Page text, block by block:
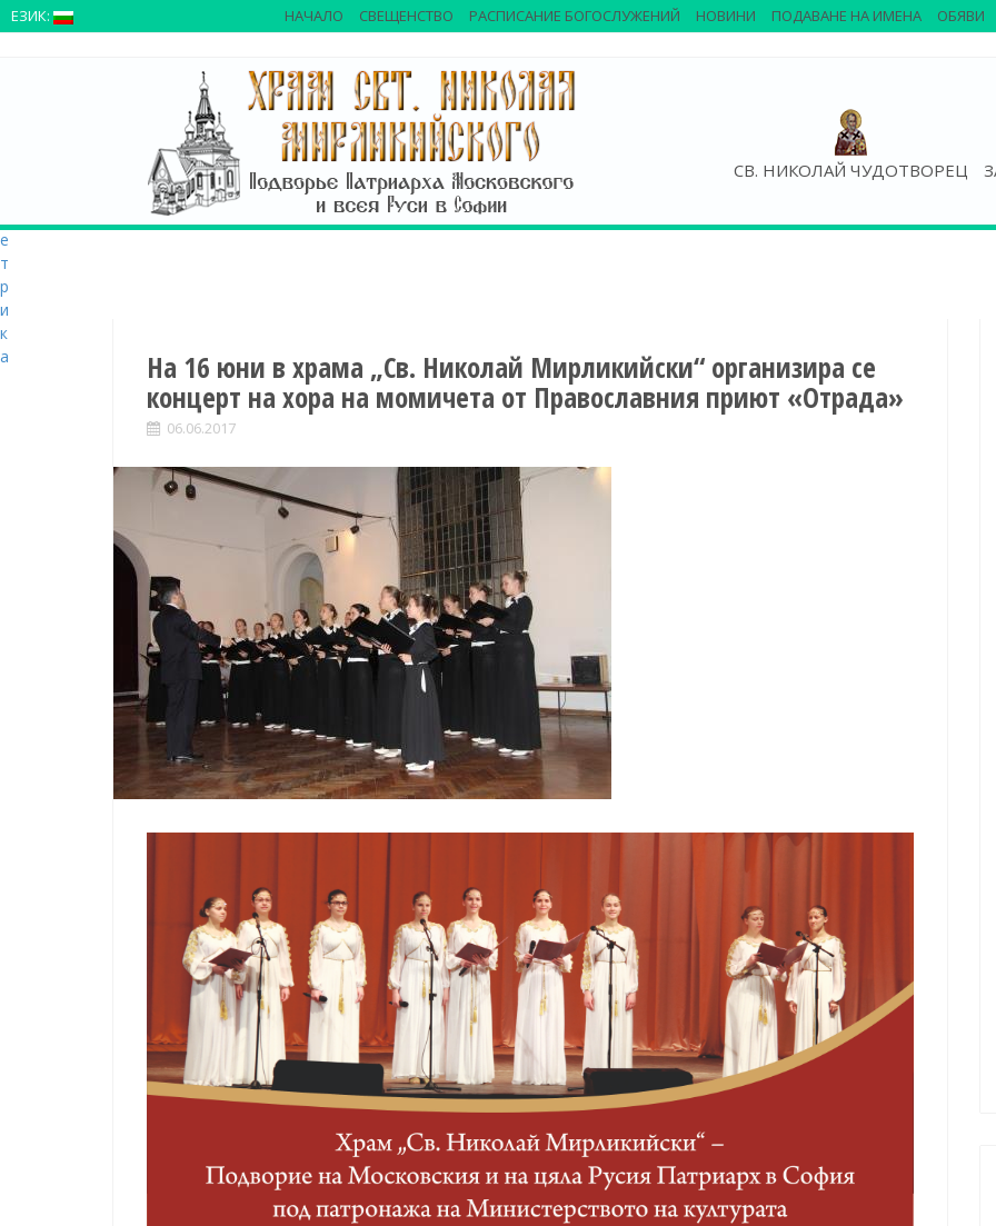
S
n
t
e
n
t
СВ. НИКОЛАЙ ЧУДОТВОРЕЦ
НАЧАЛО СВЕЩЕНСТВО РАСПИСАНИЕ БОГОСЛУЖЕНИЙ НОВИНИ ПОДАВАНЕ НА ИМЕНА ОБЯВИ
ЕЗИК:
На 16 юни в храма „Св. Николай Мирликийски“ организира се
концерт на хора на момичета от Православния приют «Отрада»
06.06.2017